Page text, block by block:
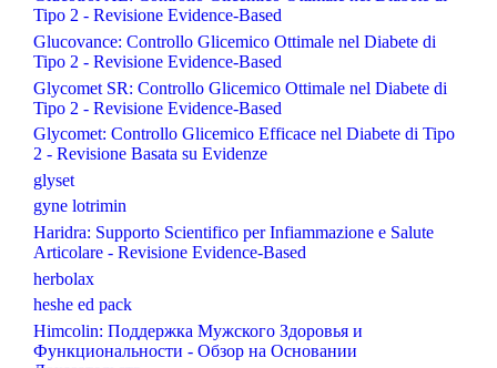
Tipo 2 - Revisione Evidence-Based
Glucovance: Controllo Glicemico Ottimale nel Diabete di
Tipo 2 - Revisione Evidence-Based
Glycomet SR: Controllo Glicemico Ottimale nel Diabete di
Tipo 2 - Revisione Evidence-Based
Glycomet: Controllo Glicemico Efficace nel Diabete di Tipo
2 - Revisione Basata su Evidenze
glyset
gyne lotrimin
Haridra: Supporto Scientifico per Infiammazione e Salute
Articolare - Revisione Evidence-Based
herbolax
heshe ed pack
Himcolin: Поддержка Мужского Здоровья и
Функциональности - Обзор на Основании